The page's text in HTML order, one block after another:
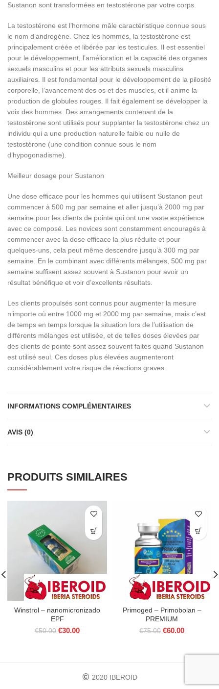
Sustanon sont transformées en testostérone par votre corps.
La testostérone est l’hormone mâle caractéristique connue sous
le nom d’androgène. Chez les hommes, la testostérone est
principalement créée et libérée par les testicules. Il est essentiel
pour le développement, l’amélioration et la capacité des organes
sexuels masculins et pour les attributs sexuels masculins
auxiliaires. Il est fondamental pour le développement de la pilosité
corporelle, l’avancement des os et des muscles, et il anime la
production de globules rouges. Il fait également se développer la
voix des hommes. Des arrangements contenant de la
testostérone sont utilisés pour supplanter la testostérone chez un
individu qui a une production naturelle faible ou nulle de
testostérone (une condition connue sous le nom
d’hypogonadisme).
Meilleur dosage pour Sustanon
Une dose efficace pour les hommes qui utilisent Sustanon peut
commencer à 500 mg par semaine et aller jusqu’à 2000 mg par
semaine pour les clients de pointe qui ont une vaste expérience
avec ce composé. Les novices sont constamment encouragés à
commencer avec la dose efficace la plus réduite et pour
quelques-uns, cela peut même descendre jusqu’à 300 mg par
semaine. En le combinant avec différents mélanges, 500 mg par
semaine suffisent assez souvent à Sustanon pour avoir un
résultat bénéfique et voir d’excellents résultats.
Les clients propulsés sont connus pour augmenter la mesure
n’importe où entre 1000 mg et 2000 mg par semaine, mais c’est
de temps en temps lorsque la situation lors de l’utilisation de
différents mélanges est utilisée, et de telles doses élevées par
des clients de pointe sont assez souvent faites quand Sustanon
est utilisé seul. Ces doses plus élevées augmenteront
considérablement votre risque de réactions graves.
INFORMATIONS COMPLÉMENTAIRES
AVIS (0)
PRODUITS SIMILAIRES
Winstrol – nanomicronizado
EPF
€50.00 Le
€30.00Le
Primoged – Primobolan –
PREMIUM
€75.00 Le
€60.00Le
est :
2020 IBEROID